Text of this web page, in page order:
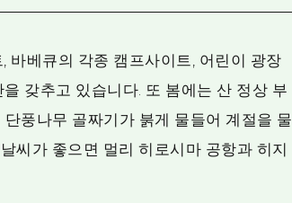
바베큐의 각종 캠프사이트, 어린이 광장
갖추고 있습니다. 또 봄에는 산 정상 부
풍나무 골짜기가 붉게 물들어 계절을 물
씨가 좋으면 멀리 히로시마 공항과 히지